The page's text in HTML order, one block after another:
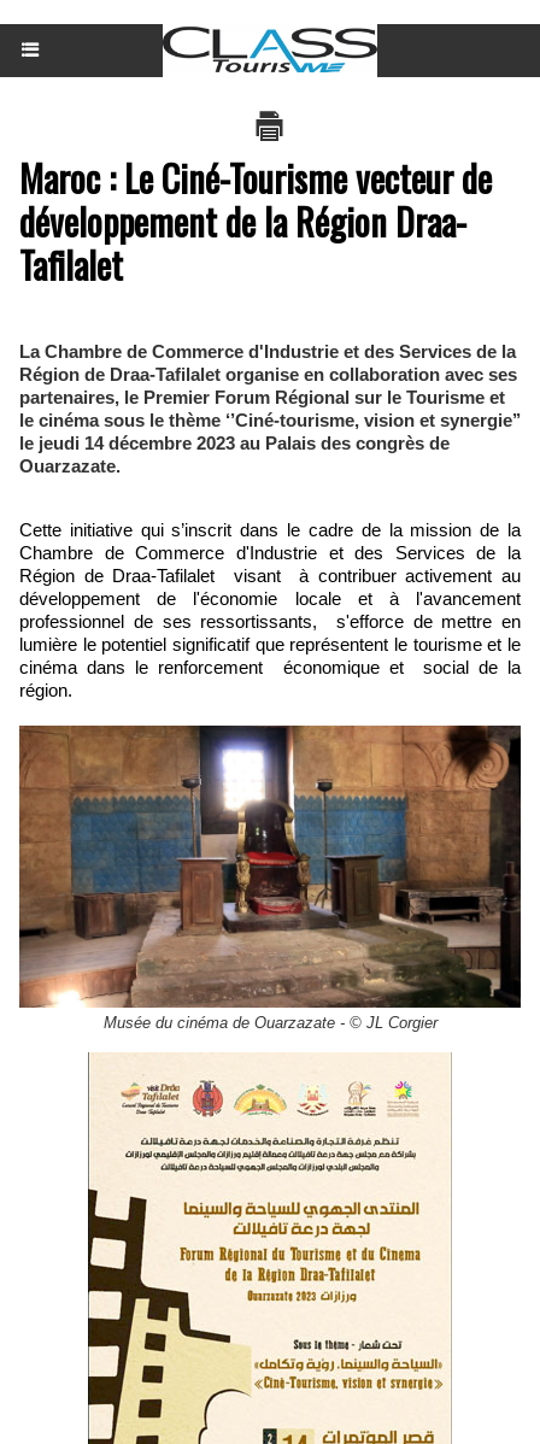
Maroc : ​Le Ciné-Tourisme vecteur de
développement de la Région Draa-
Tafilalet
La Chambre de Commerce d'Industrie et des Services de la
Région de Draa-Tafilalet organise en collaboration avec ses
partenaires, le Premier Forum Régional sur le Tourisme et
le cinéma sous le thème ‘’Ciné-tourisme, vision et synergie’’
le jeudi 14 décembre 2023 au Palais des congrès de
Ouarzazate.
Cette initiative qui s’inscrit dans le cadre de la mission de la
Chambre de Commerce d'Industrie et des Services de la
Région de Draa-Tafilalet visant à contribuer activement au
développement de l'économie locale et à l'avancement
professionnel de ses ressortissants, s'efforce de mettre en
lumière le potentiel significatif que représentent le tourisme et le
cinéma dans le renforcement économique et social de la
région.
Musée du cinéma de Ouarzazate - © JL Corgier